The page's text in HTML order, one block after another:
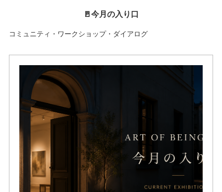
🚪今月の入り口
コミュニティ・ワークショップ・ダイアログ